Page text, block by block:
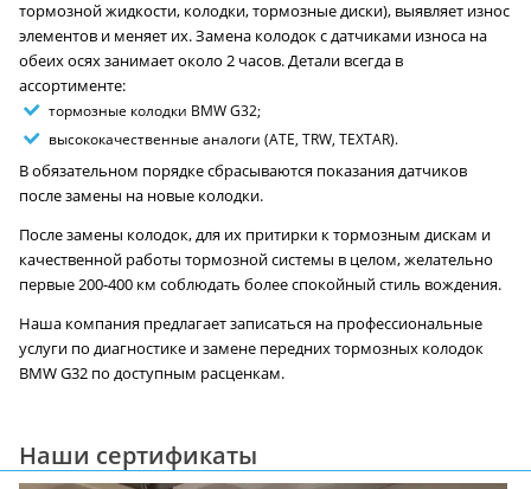
тормозной жидкости, колодки, тормозные диски), выявляет износ
элементов и меняет их. Замена колодок с датчиками износа на
обеих осях занимает около 2 часов. Детали всегда в
ассортименте:
тормозные колодки BMW G32;
высококачественные аналоги (ATE, TRW, TEXTAR).
В обязательном порядке сбрасываются показания датчиков
после замены на новые колодки.
После замены колодок, для их притирки к тормозным дискам и
качественной работы тормозной системы в целом, желательно
первые 200-400 км соблюдать более спокойный стиль вождения.
Наша компания предлагает записаться на профессиональные
услуги по диагностике и замене передних тормозных колодок
BMW G32 по доступным расценкам.
Наши сертификаты